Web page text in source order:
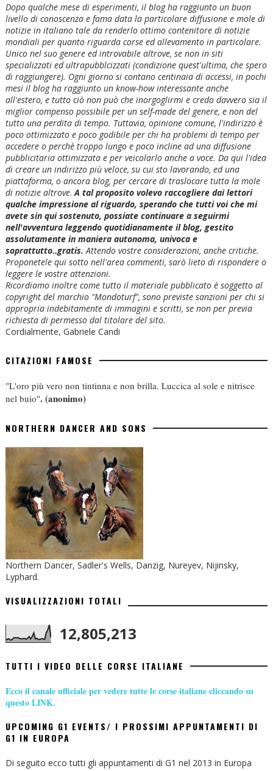
Dopo qualche mese di esperimenti, il blog ha raggiunto un buon
livello di conoscenza e fama data la particolare diffusione e mole di
notizie in italiano tale da renderlo ottimo contenitore di notizie
mondiali per quanto riguarda corse ed allevamento in particolare.
Unico nel suo genere ed introvabile altrove, se non in siti
specializzati ed ultrapubblcizzati (condizione quest'ultima, che spero
di raggiungere). Ogni giorno si contano centinaia di accessi, in pochi
mesi il blog ha raggiunto un know-how interessante anche
all'estero, e tutto ciò non può che inorgoglirmi e credo davvero sia il
miglior compenso possibile per un self-made del genere, e non del
tutto una perdita di tempo. Tuttavia, opinione comune, l'indirizzo è
poco ottimizzato e poco godibile per chi ha problemi di tempo per
accedere o perchè troppo lungo e poco incline ad una diffusione
pubblicitaria ottimizzata e per veicolarlo anche a voce. Da qui l'idea
di creare un indirizzo più veloce, su cui sto lavorando, ed una
piattaforma, o ancora blog, per cercare di traslocare tutta la mole
di notizie altrove. A tal proposito volevo raccogliere dai lettori
qualche impressione al riguardo, sperando che tutti voi che mi
avete sin qui sostenuto, possiate continuare a seguirmi
nell'avventura leggendo quotidianamente il blog, gestito
assolutamente in maniera autonoma, univoca e
soprattutto..gratis. Attendo vostre considerazioni, anche critiche.
Proponetele qui sotto nell'area commenti, sarò lieto di rispondere o
leggere le vostre attenzioni.
Ricordiamo inoltre come tutto il materiale pubblicato è soggetto al
copyright del marchio "Mondoturf", sono previste sanzioni per chi si
appropria indebitamente di immagini e scritti, se non per previa
richiesta di permesso dal titolare del sito.
Cordialmente, Gabriele Candi
CITAZIONI FAMOSE
"L'oro più vero non tintinna e non brilla. Luccica al sole e nitrisce
nel buio". (anonimo)
NORTHERN DANCER AND SONS
Northern Dancer, Sadler's Wells, Danzig, Nureyev, Nijinsky,
Lyphard.
VISUALIZZAZIONI TOTALI
12,805,213
TUTTI I VIDEO DELLE CORSE ITALIANE
Ecco il canale ufficiale per vedere tutte le corse italiane cliccando su
questo LINK.
UPCOMING G1 EVENTS/ I PROSSIMI APPUNTAMENTI DI
G1 IN EUROPA
Di seguito ecco tutti gli appuntamenti di G1 nel 2013 in Europa